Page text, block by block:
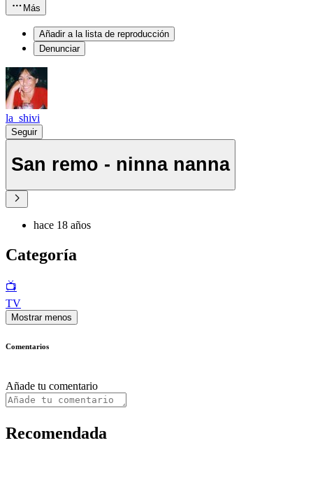
Más
Añadir a la lista de reproducción
Denunciar
la_shivi
Seguir
San remo - ninna nanna
hace 18 años
Categoría
📺
TV
Mostrar menos
Comentarios
Añade tu comentario
Recomendada